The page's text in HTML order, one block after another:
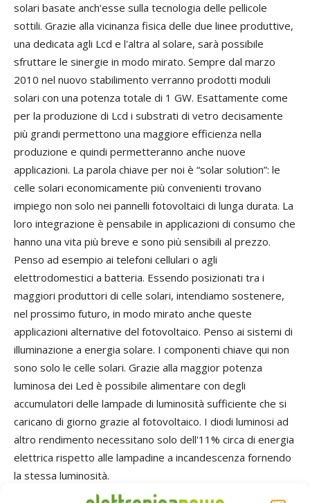
solari basate anch'esse sulla tecnologia delle pellicole
sottili. Grazie alla vicinanza fisica delle due linee produttive,
una dedicata agli Lcd e l'altra al solare, sarà possibile
sfruttare le sinergie in modo mirato. Sempre dal marzo
2010 nel nuovo stabilimento verranno prodotti moduli
solari con una potenza totale di 1 GW. Esattamente come
per la produzione di Lcd i substrati di vetro decisamente
più grandi permettono una maggiore efficienza nella
produzione e quindi permetteranno anche nuove
applicazioni. La parola chiave per noi è “solar solution”: le
celle solari economicamente più convenienti trovano
impiego non solo nei pannelli fotovoltaici di lunga durata. La
loro integrazione è pensabile in applicazioni di consumo che
hanno una vita più breve e sono più sensibili al prezzo.
Penso ad esempio ai telefoni cellulari o agli
elettrodomestici a batteria. Essendo posizionati tra i
maggiori produttori di celle solari, intendiamo sostenere,
nel prossimo futuro, in modo mirato anche queste
applicazioni alternative del fotovoltaico. Penso ai sistemi di
illuminazione a energia solare. I componenti chiave qui non
sono solo le celle solari. Grazie alla maggior potenza
luminosa dei Led è possibile alimentare con degli
accumulatori delle lampade di luminosità sufficiente che si
caricano di giorno grazie al fotovoltaico. I diodi luminosi ad
altro rendimento necessitano solo dell'11% circa di energia
elettrica rispetto alle lampadine a incandescenza fornendo
la stessa luminosità.